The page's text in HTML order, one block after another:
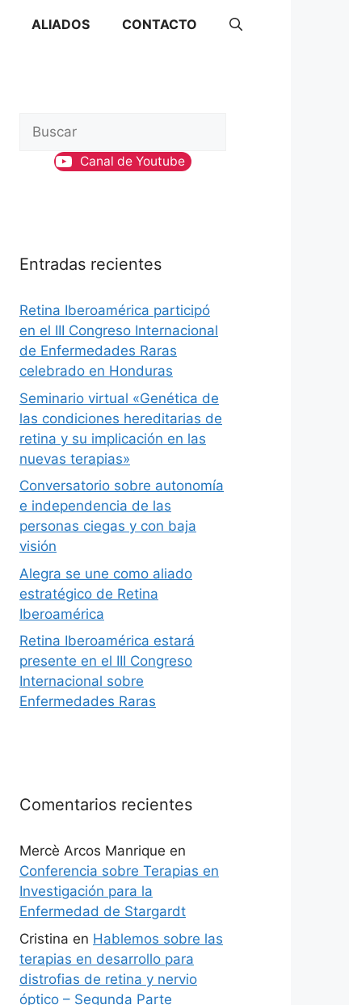
ALIADOS CONTACTO
Canal de Youtube
Entradas recientes
Retina Iberoamérica participó
en el III Congreso Internacional
de Enfermedades Raras
celebrado en Honduras
Seminario virtual «Genética de
las condiciones hereditarias de
retina y su implicación en las
nuevas terapias»
Conversatorio sobre autonomía
e independencia de las
personas ciegas y con baja
visión
Alegra se une como aliado
estratégico de Retina
Iberoamérica
Retina Iberoamérica estará
presente en el III Congreso
Internacional sobre
Enfermedades Raras
Comentarios recientes
Mercè Arcos Manrique en
Conferencia sobre Terapias en
Investigación para la
Enfermedad de Stargardt
Cristina en Hablemos sobre las
terapias en desarrollo para
distrofias de retina y nervio
óptico – Segunda Parte